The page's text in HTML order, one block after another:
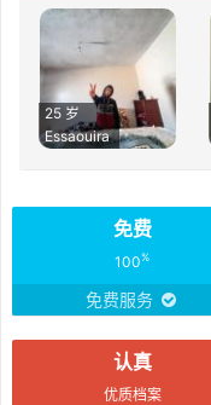
25 岁
Essaouira
免费
100%
免费服务
认真
优质档案